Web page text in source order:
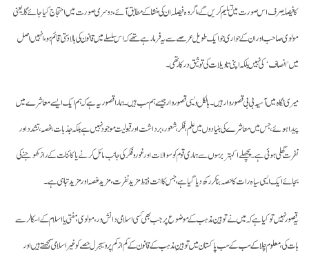
کا فیصلہ صرف اس صورت میں تسلیم کریں گے، اگر وہ فیصلہ ان کی منشا کے مطابق آئے، دوسری صورت میں احتجاج کیا جائے گا۔ یعنی
مولوی صاحب اور ان کے حواری جو ایک طویل عرصے سے یہ فرما رہے تھے کہ اس سلسلے میں قانون کی بالادستی قائم ہو، انہیں اصل
میں ’انصاف‘ کی نہیں بلکہ اپنی تاویلات کی توثیق درکار تھی۔
میری نگاہ میں آسیہ بی بی قصوروار ہیں۔ بالکل ویسی قصوروار جیسے ہم سب ہیں۔ ہمارا قصور یہ ہے کہ ہم ایک ایسے معاشرے میں
پیدا ہوئے، جس میں معاشرے کی بنیادوں میں علم، فکر، شعور، برداشت اور قبولیت موجود نہیں ہے بلکہ جذبات، غصہ، تشدد اور
نفرت گھلی ہوئی ہے۔ پچھلے اکہتر برسوں سے ہماری قوم کو سوالات اور غور و فکر کی جانب مائل کرنے یا کائنات کے راز کھوجنے کی
بجائے ایک ایسی سیاہ رات کا حصہ بنا کر رکھ دیا گیا ہے، جس کا انت فقط مزید نفرت، مزید غصہ اور مزید تباہی ہے۔
یہ قصور نہیں تو کیا ہے کہ میں نے توہین مذہب کے موضوع پر جب بھی کسی اسلامی دانش ور، مولوی، مفتی یا اسلام کے اسکالر سے
بات کی، معلوم چلا کے سب کے سب پاکستان میں توہینِ مذہب کے قانون کے کم از کم پروسیجرل حصے کو غیراسلامی سمجھتے ہیں اور